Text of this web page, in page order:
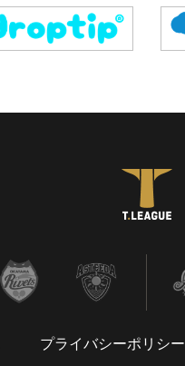
プライバシーポリシー